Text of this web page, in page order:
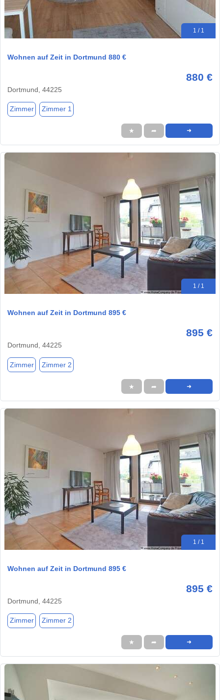
1 / 1
Wohnen auf Zeit in Dortmund 880 €
880 €
Dortmund, 44225
Zimmer Zimmer 1
★ ➦ ➜
1 / 1
Wohnen auf Zeit in Dortmund 895 €
895 €
Dortmund, 44225
Zimmer Zimmer 2
★ ➦ ➜
1 / 1
Wohnen auf Zeit in Dortmund 895 €
895 €
Dortmund, 44225
Zimmer Zimmer 2
★ ➦ ➜